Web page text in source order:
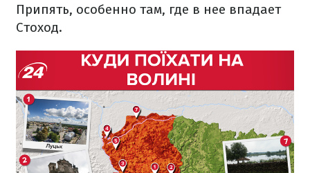
Припять, особенно там, где в нее впадает
Стоход.